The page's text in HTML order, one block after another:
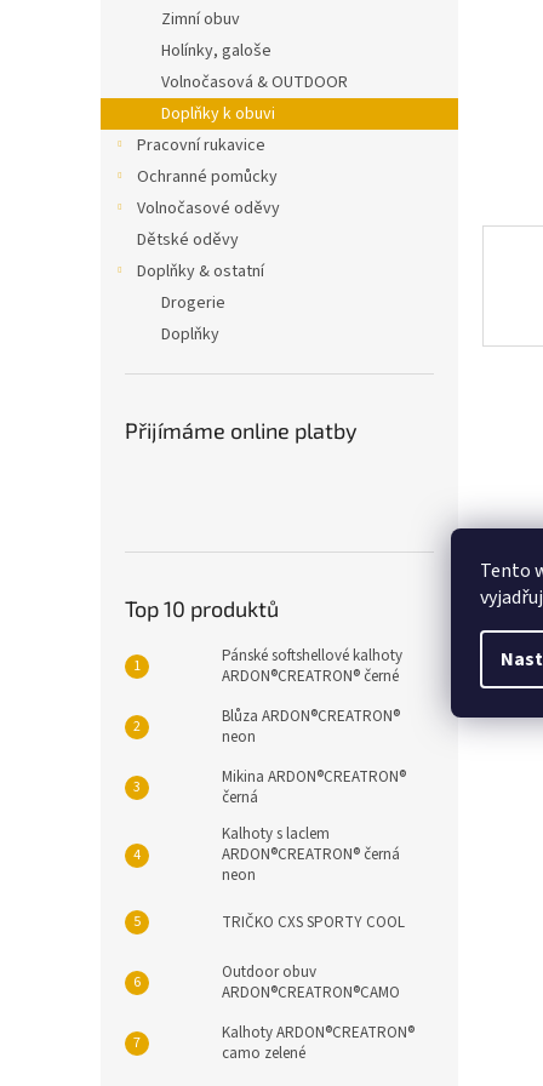
Tento
Zimní obuv
Holínky, galoše
Volnočasová & OUTDOOR
Doplňky k obuvi
Pracovní rukavice
Ochranné pomůcky
Volnočasové oděvy
Dětské oděvy
Doplňky & ostatní
Drogerie
Doplňky
Přijímáme online platby
Top 10 produktů
Pánské softshellové kalhoty
ARDON®CREATRON® černé
Blůza ARDON®CREATRON®
neon
Mikina ARDON®CREATRON®
černá
Kalhoty s laclem
ARDON®CREATRON® černá
neon
TRIČKO CXS SPORTY COOL
Outdoor obuv
ARDON®CREATRON®CAMO
Kalhoty ARDON®CREATRON®
camo zelené